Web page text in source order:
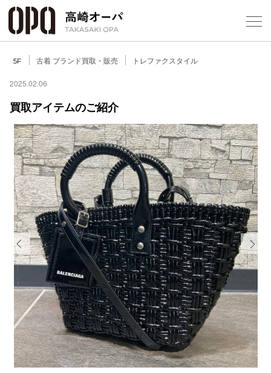
5F 古着 ブランド買取・販売 トレファクスタイル
2025.02.06
買取アイテムのご紹介
Previous Next
ショッ
レスト
施設案内
アクセ
スタッ
電話で
公式SNS